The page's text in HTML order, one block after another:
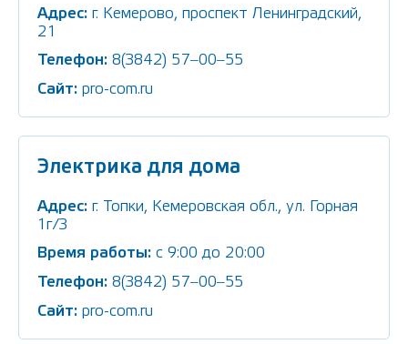
Адрес: г. Кемерово, проспект Ленинградский,
21
Телефон: 8(3842) 57‒00‒55
Сайт: pro-com.ru
Электрика для дома
Адрес: г. Топки, Кемеровская обл., ул. Горная
1г/3
Время работы: c 9:00 до 20:00
Телефон: 8(3842) 57‒00‒55
Сайт: pro-com.ru